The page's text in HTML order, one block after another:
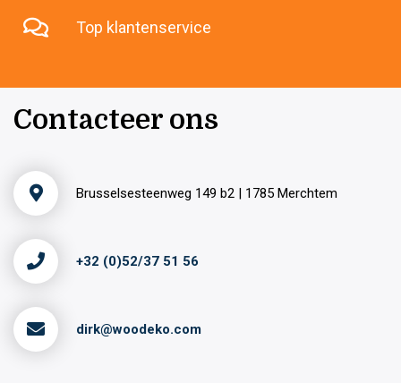
Top klantenservice
Contacteer ons
Brusselsesteenweg 149 b2 | 1785 Merchtem
+32 (0)52/37 51 56
dirk@woodeko.com